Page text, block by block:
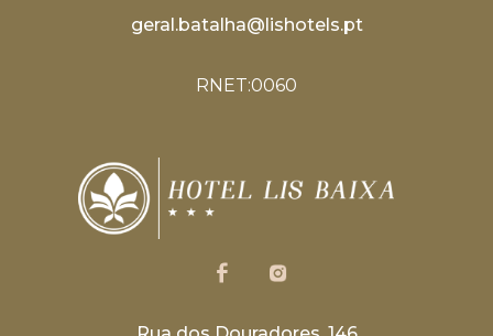
geral.batalha@lishotels.pt
RNET:0060